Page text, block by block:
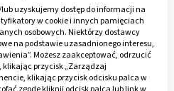
uzyskujemy dostęp do informacji na
w cookie i innych pamięciach
osobowych. Niektórzy dostawcy
na podstawie uzasadnionego interesu,
Możesz zaakceptować, odrzucić
przycisk „Zarządzaj
klikając przycisk odcisku palca w